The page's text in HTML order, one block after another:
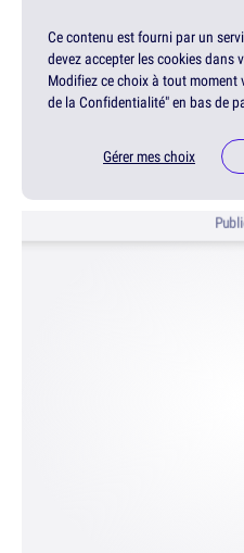
Ce contenu est fourni par un
devez accepter les cookies dans
Modifiez ce choix à tout moment
de la Confidentialité" en bas de
Gérer mes choix